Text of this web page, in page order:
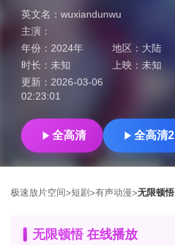
英文名： wuxiandunwu
主演：
年份： 2024年 地区： 大陆
时长： 未知 上映：未知
更新： 2026-03-06
02:23:01
全高清 全高清2
极速放片空间>短剧 >有声动漫>无限顿悟
无限顿悟 在线播放